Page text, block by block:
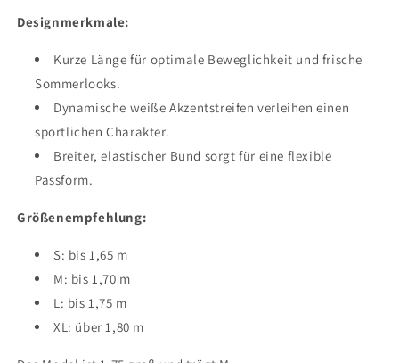
Designmerkmale:
Kurze Länge für optimale Beweglichkeit und frische
Sommerlooks.
Dynamische weiße Akzentstreifen verleihen einen
sportlichen Charakter.
Breiter, elastischer Bund sorgt für eine flexible
Passform.
Größenempfehlung:
S: bis 1,65 m
M: bis 1,70 m
L: bis 1,75 m
XL: über 1,80 m